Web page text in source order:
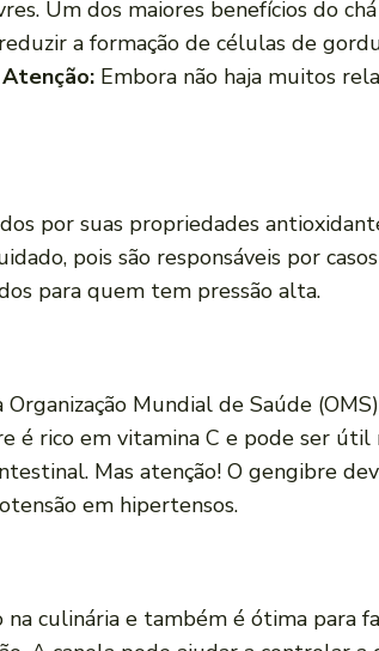
Um dos maiores benefícios do
a formação de células de
Atenção: Embora não haja muitos
por suas propriedades
pois são responsáveis por
para quem tem pressão alta.
Mundial de Saúde
é rico em vitamina C e pode ser
Mas atenção! O gengibre
em hipertensos.
culinária e também é ótima para